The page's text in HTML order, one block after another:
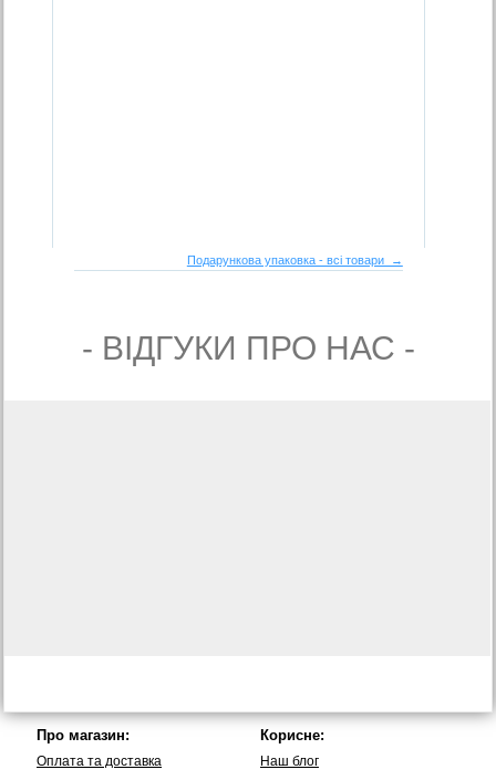
Подарункова упаковка - всі товари →
- ВIДГУКИ ПРО НАС -
Про магазин:
Оплата та доставка
Корисне:
Наш блог